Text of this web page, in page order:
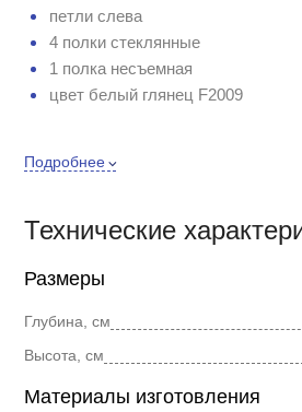
петли слева
4 полки стеклянные
1 полка несъемная
цвет белый глянец F2009
Подробнее
Технические
Размеры
Глубина, см
Высота, см
Материалы изготовления